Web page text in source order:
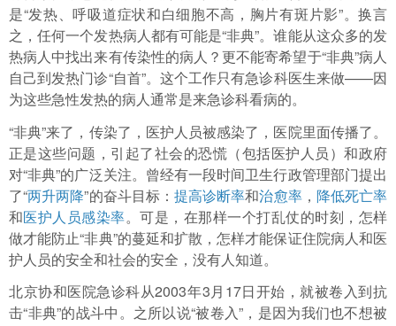
是“发热、呼吸道症状和白细胞不高，胸片有斑片影”。换言
之，任何一个发热病人都有可能是“非典”。谁能从这众多的发
热病人中找出来有传染性的病人？更不能寄希望于“非典”病人
自己到发热门诊“自首”。这个工作只有急诊科医生来做——因
为这些急性发热的病人通常是来急诊科看病的。
“非典”来了，传染了，医护人员被感染了，医院里面传播了。
正是这些问题，引起了社会的恐慌（包括医护人员）和政府
对“非典”的广泛关注。曾经有一段时间卫生行政管理部门提出
了“两升两降”的奋斗目标： 提高诊断率和治愈率， 降低死亡率
和医护人员感染率。可是，在那样一个打乱仗的时刻，怎样
做才能防止“非典”的蔓延和扩散，怎样才能保证住院病人和医
护人员的安全和社会的安全，没有人知道。
北京协和医院急诊科从2003年3月17日开始，就被卷入到抗
击“非典”的战斗中。之所以说“被卷入”，是因为我们也不想被